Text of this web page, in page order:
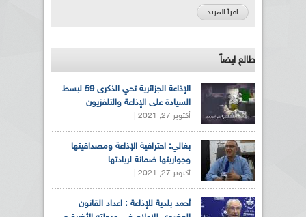
اقرأ المزيد
طالع ايضاً
الإذاعة الجزائرية تحي الذكرى 59 لبسط
السيادة على الإذاعة والتلفزيون
أكتوبر 27, 2021 |
بغالي: احترافية الإذاعة ومصداقيتها
وجواريتها ضمانة لريادتها
أكتوبر 27, 2021 |
أحمد بلدية للإذاعة : اعداد القانون